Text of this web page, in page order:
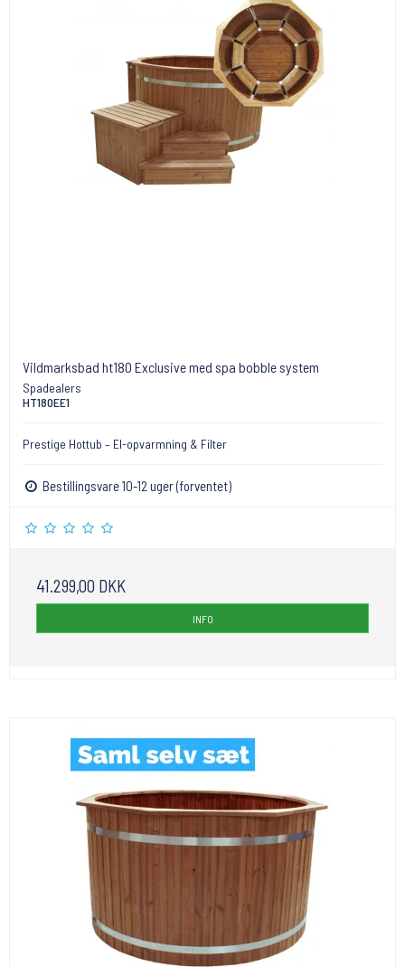
Vildmarksbad ht180 Exclusive med spa bobble system
Spadealers
HT180EE1
Prestige Hottub – El-opvarmning & Filter
Bestillingsvare 10-12 uger (forventet)
41.299,00 DKK
INFO